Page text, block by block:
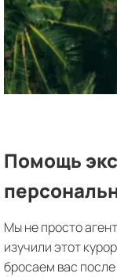
Помощь
Мы не просто
изучили этот
бросаем вас